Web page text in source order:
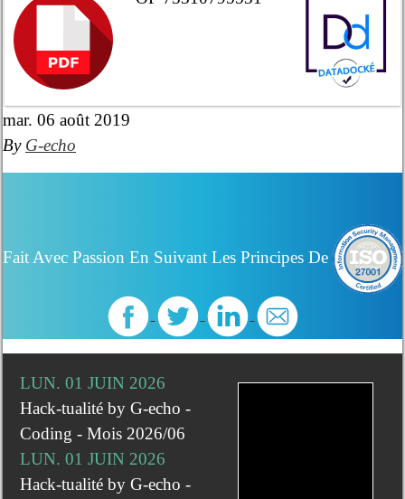
mar. 06 août 2019
By G-echo
Fait Avec Passion En Suivant Les Principes De
LUN. 01 JUIN 2026
Hack-tualité by G-echo -
Coding - Mois 2026/06
LUN. 01 JUIN 2026
Hack-tualité by G-echo -